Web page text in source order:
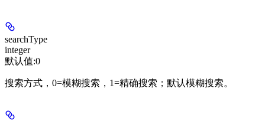
searchType
integer
默认值:0
搜索方式，0=模糊搜索，1=精确搜索；默认模糊搜索。